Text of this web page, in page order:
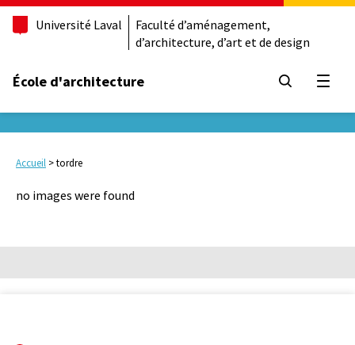
Université Laval
Faculté d’aménagement,
d’architecture, d’art et de design
École d'architecture
Accueil >tordre
no images were found